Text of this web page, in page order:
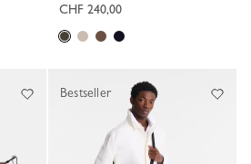
CHF 240,00
Bestseller